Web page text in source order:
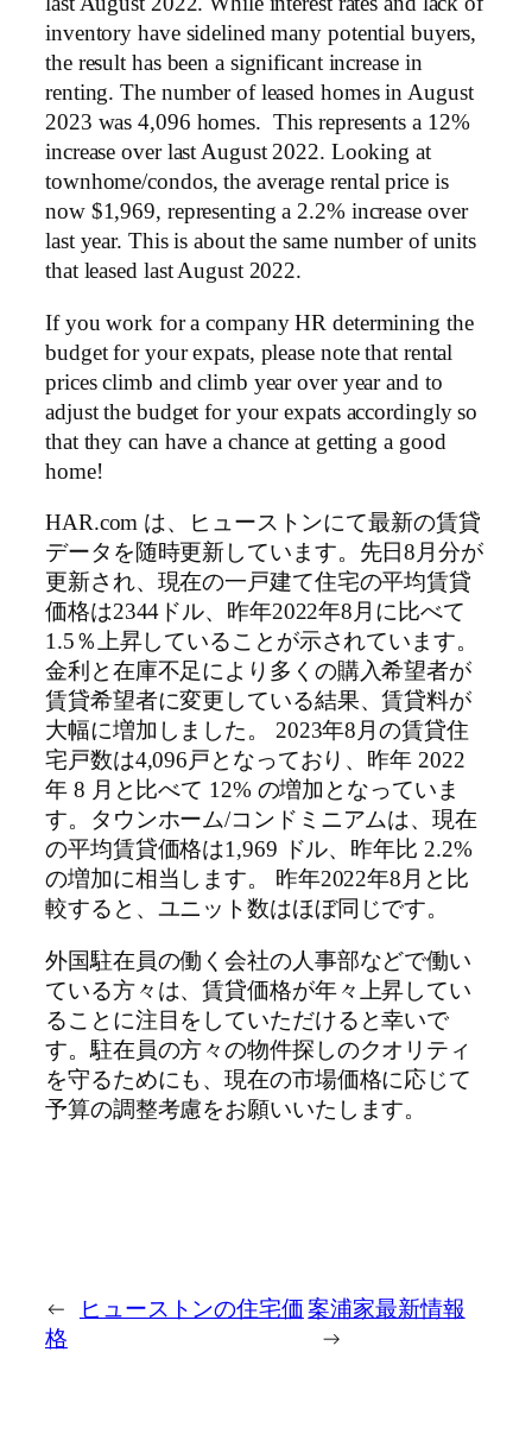
inventory have sidelined many potential buyers,
the result has been a significant increase in
renting. The number of leased homes in August
2023 was 4,096 homes. This represents a 12%
increase over last August 2022. Looking at
townhome/condos, the average rental price is
now $1,969, representing a 2.2% increase over
last year. This is about the same number of units
that leased last August 2022.
If you work for a company HR determining the
budget for your expats, please note that rental
prices climb and climb year over year and to
adjust the budget for your expats accordingly so
that they can have a chance at getting a good
home!
HAR.com は、ヒューストンにて最新の賃貸
データを随時更新しています。先日8月分が
更新され、現在の一戸建て住宅の平均賃貸
価格は2344ドル、昨年2022年8月に比べて
1.5％上昇していることが示されています。
金利と在庫不足により多くの購入希望者が
賃貸希望者に変更している結果、賃貸料が
大幅に増加しました。 2023年8月の賃貸住
宅戸数は4,096戸となっており、昨年 2022
年 8 月と比べて 12% の増加となっていま
す。タウンホーム/コンドミニアムは、現在
の平均賃貸価格は1,969 ドル、昨年比 2.2%
の増加に相当します。 昨年2022年8月と比
較すると、ユニット数はほぼ同じです。
外国駐在員の働く会社の人事部などで働い
ている方々は、賃貸価格が年々上昇してい
ることに注目をしていただけると幸いで
す。駐在員の方々の物件探しのクオリティ
を守るためにも、現在の市場価格に応じて
予算の調整考慮をお願いいたします。
←
ヒューストンの住宅価
格
案浦家最新情報
→